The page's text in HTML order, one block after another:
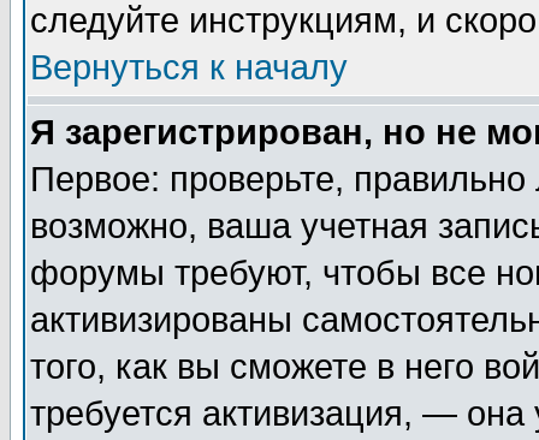
следуйте инструкциям, и
Вернуться к началу
Я зарегистрирован, но не
Первое: проверьте,
возможно, ваша учетная
форумы требуют, чтобы все
активизированы
того, как вы сможете в него
требуется активизация, —